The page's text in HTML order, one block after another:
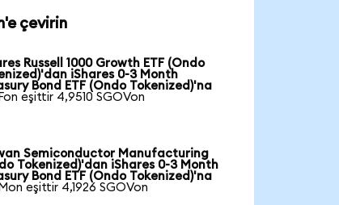
çevirin
Russell 1000 Growth ETF (Ondo
iShares 0-3 Month
Bond ETF (Ondo Tokenized)'na
eşittir 4,9510 SGOVon
Semiconductor Manufacturing
Tokenized)'dan iShares 0-3 Month
Bond ETF (Ondo Tokenized)'na
eşittir 4,1926 SGOVon